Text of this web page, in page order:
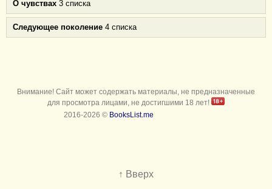
О чувствах 3 списка
Следующее поколение 4 списка
Внимание! Сайт может содержать материалы, не предназначенные
для просмотра лицами, не достигшими 18 лет!
2016-2026 © BooksList.me
↑ Вверх